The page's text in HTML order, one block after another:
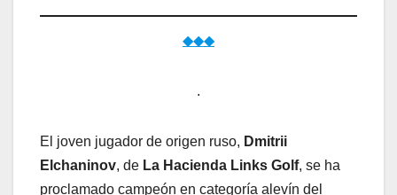
◆◆◆
.
El joven jugador de origen ruso, Dmitrii
Elchaninov, de La Hacienda Links Golf, se ha
proclamado campeón en categoría alevín del